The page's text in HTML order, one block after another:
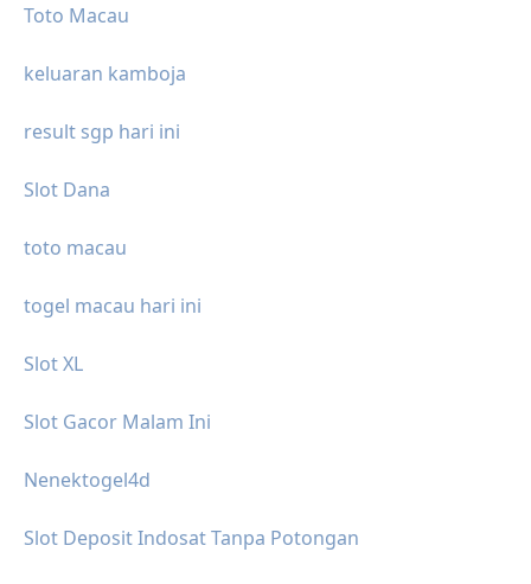
Toto Macau
keluaran kamboja
result sgp hari ini
Slot Dana
toto macau
togel macau hari ini
Slot XL
Slot Gacor Malam Ini
Nenektogel4d
Slot Deposit Indosat Tanpa Potongan